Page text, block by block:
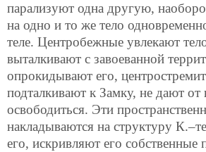
парализуют одна другую,
на одно и то же тело
теле. Центробежные увлекают
выталкивают с завоеванной
опрокидывают его,
подталкивают к Замку, не дают от
освободиться. Эти
накладываются на структуру
его, искривляют его собственные